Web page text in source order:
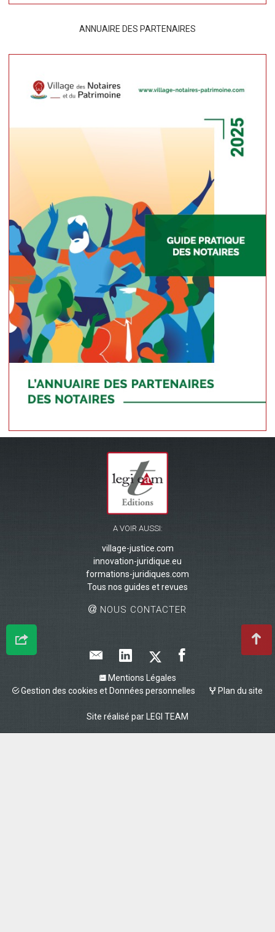
ANNUAIRE DES PARTENAIRES
A VOIR AUSSI:
village-justice.com
innovation-juridique.eu
formations-juridiques.com
Tous nos guides et revues
NOUS CONTACTER
Mentions Légales
Gestion des cookies et Données personnelles
Plan du site
Site réalisé par LEGI TEAM